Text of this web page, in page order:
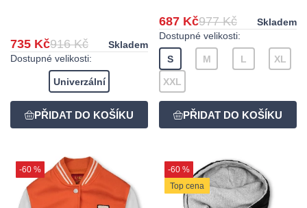
735 Kč916 Kč
Skladem
Dostupné velikosti:
Univerzální
687 Kč977 Kč
Skladem
Dostupné velikosti:
S M L XL
XXL
-60 %
-60 %
Top cena